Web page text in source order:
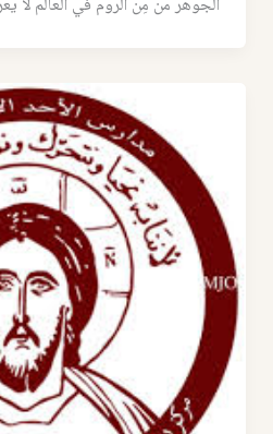
الجوهر مَن مِن الروم في العالم لا